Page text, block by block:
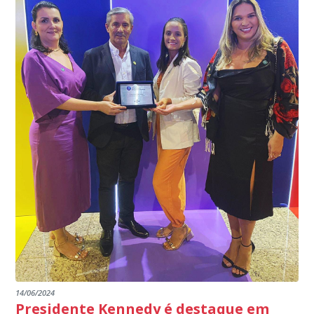
programa.
EDITAL RENOVAÇÃO DO CREDENCIAMENTO
INSTITUIÇÕES
14/06/2024
Presidente Kennedy é destaque em